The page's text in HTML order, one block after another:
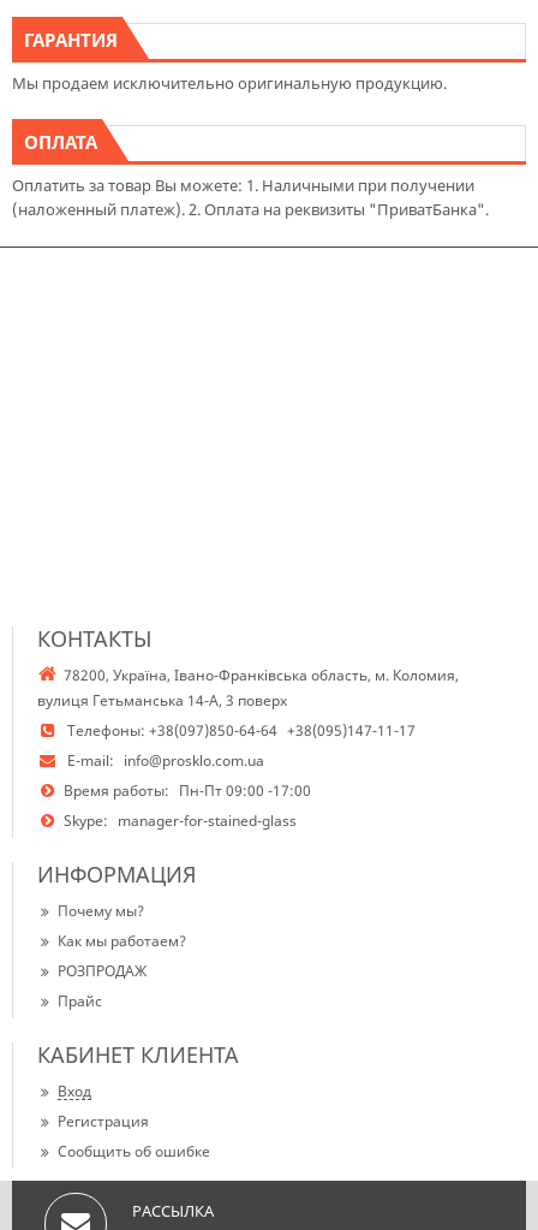
ГАРАНТИЯ
Мы продаем исключительно оригинальную продукцию.
ОПЛАТА
Оплатить за товар Вы можете: 1. Наличными при получении
(наложенный платеж). 2. Оплата на реквизиты "ПриватБанка".
КОНТАКТЫ
78200, Україна, Івано-Франківська область, м. Коломия,
вулиця Гетьманська 14-А, 3 поверх
Телефоны: +38(097)850-64-64 +38(095)147-11-17
E-mail: info@prosklo.com.ua
Время работы: Пн-Пт 09:00 -17:00
Skype: manager-for-stained-glass
ИНФОРМАЦИЯ
Почему мы?
Как мы работаем?
РОЗПРОДАЖ
Прайс
КАБИНЕТ КЛИЕНТА
Вход
Регистрация
Сообщить об ошибке
РАССЫЛКА